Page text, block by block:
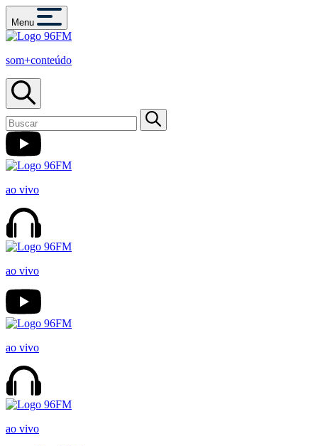
Menu
som+conteúdo
ao vivo
ao vivo
ao vivo
ao vivo